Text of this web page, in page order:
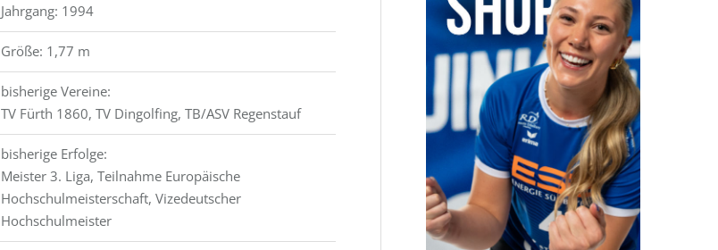
Jahrgang: 1994
Größe: 1,77 m
bisherige Vereine:
TV Fürth 1860, TV Dingolfing, TB/ASV Regenstauf
bisherige Erfolge:
Meister 3. Liga, Teilnahme Europäische
Hochschulmeisterschaft, Vizedeutscher
Hochschulmeister